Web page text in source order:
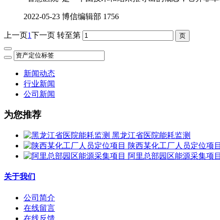
2022-05-23 博信编辑部 1756
上一页1下一页 转至第
新闻动态
行业新闻
公司新闻
为您推荐
黑龙江省医院能耗监测
陕西某化工厂人员定位项
阿里总部园区能源采集项
关于我们
公司简介
在线留言
在线反馈